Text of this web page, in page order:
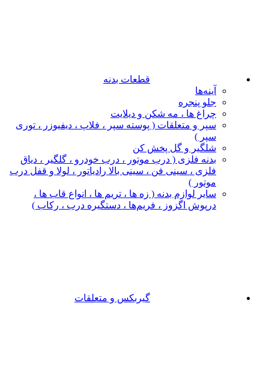
قطعات بدنه
آینه‌ها
جلو پنجره
چراغ‌ ها ، مه‌ شکن و دیلایت
سپر و متعلقات ( پوسته سپر ، فلاپ ، دیفیوزر ، توری
سپر )
شلگیر و گل‌ پخش‌ کن
بدنه فلزی ( درب موتور ، درب خودرو ، گلگیر ، دیاق
فلزی ، سینی فن ، سینی بالا رادیاتور ، لولا و قفل درب
موتور )
سایر لوازم بدنه ( زه ها ، تریم ها ، انواع قاب ها ،
درپوش اگزوز ، فریم‌ها ، دستگیره درب ، رکاب )
گیربکس و متعلقات